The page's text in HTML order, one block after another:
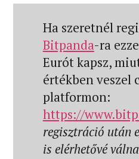
Ha szeretnél
Bitpanda-ra
Eurót kapsz,
értékben veszel
platformon:
https://
regisztráció után
is elérhetővé